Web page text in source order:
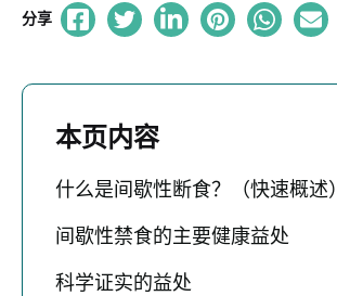
分享
本页内容
什么是间歇性断食？（快速概述）
间歇性禁食的主要健康益处
科学证实的益处